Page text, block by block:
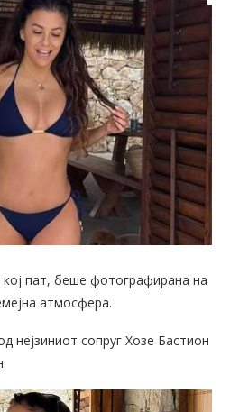
кој пат, беше фотографирана на
атмосфера.
нејзиниот сопруг Хозе Бастион